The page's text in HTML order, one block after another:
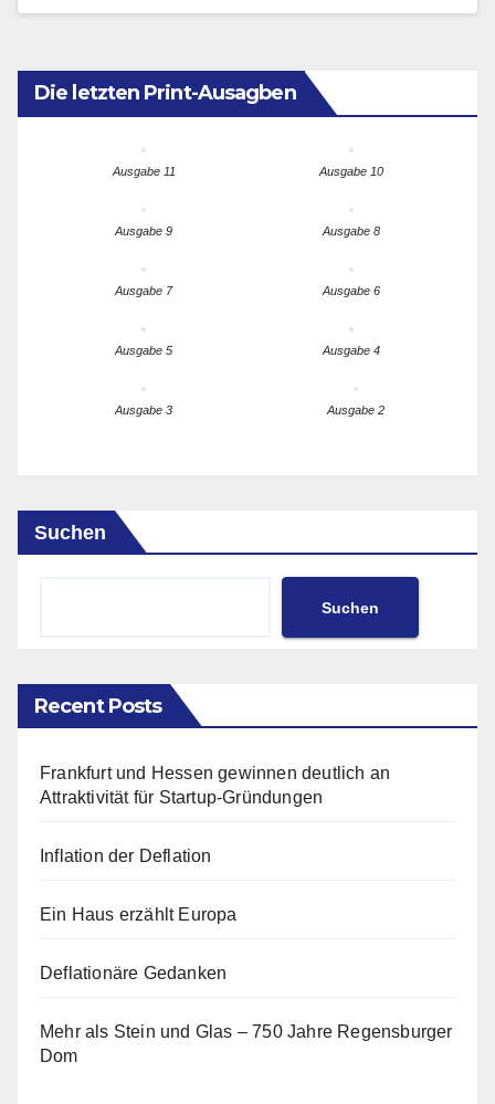
Die letzten Print-Ausagben
Ausgabe 11 Ausgabe 10
Ausgabe 9 Ausgabe 8
Ausgabe 7 Ausgabe 6
Ausgabe 5 Ausgabe 4
Ausgabe 3 Ausgabe 2
Suchen
Suchen
Recent Posts
Frankfurt und Hessen gewinnen deutlich an
Attraktivität für Startup-Gründungen
Inflation der Deflation
Ein Haus erzählt Europa
Deflationäre Gedanken
Mehr als Stein und Glas – 750 Jahre Regensburger
Dom